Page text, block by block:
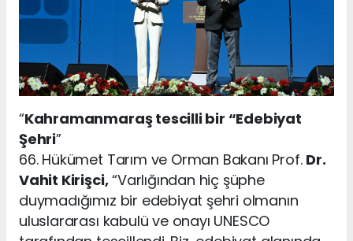
“Kahramanmaraş tescilli bir “Edebiyat
Şehri”
66. Hükümet Tarım ve Orman Bakanı Prof. Dr.
Vahit Kirişci,“Varlığından hiç şüphe
duymadığımız bir edebiyat şehri olmanın
uluslararası kabulü ve onayı UNESCO